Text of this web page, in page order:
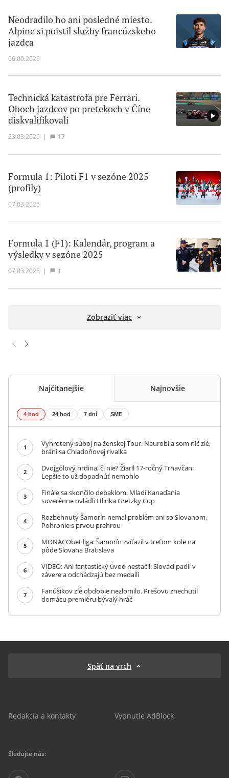
Neodradilo ho ani posledné miesto.
Alpine si poistil služby francúzskeho
jazdca
06.09.2025
Technická katastrofa pre Ferrari.
Oboch jazdcov po pretekoch v Číne
diskvalifikovali
23.03.2025 | 17
Formula 1: Piloti F1 v sezóne 2025
(profily)
07.03.2025
Formula 1 (F1): Kalendár, program a
výsledky v sezóne 2025
07.03.2025 | 1
Zobraziť viac
Najčítanejšie Najnovšie
4 hod 24 hod 7 dní SME
1
Vyhrotený súboj na ženskej Tour. Neurobila som nič zlé,
bráni sa Chladoňovej rivalka
2
Dvojgólový hrdina, či nie? Žiaril 17-ročný Trnavčan:
Lepšie to už dopadnúť nemohlo
3
Finále sa skončilo debaklom. Mladí Kanaďania
suverénne ovládli Hlinka Gretzky Cup
4
Rozbehnutý Šamorín nemal problém ani so Slovanom,
Pohronie s prvou prehrou
5
MONACObet liga: Šamorín zvíťazil v treťom kole na
pôde Slovana Bratislava
6
VIDEO: Ani fantastický úvod nestačil. Slováci padli v
závere a odchádzajú bez medailí
7
Fanúšikov zlé obdobie nezlomilo. Prešovu znechutil
domácu premiéru bývalý hráč
Späť na vrch
Redakcia a kontakty Vypnutie AdBlock
Sledujte nás: